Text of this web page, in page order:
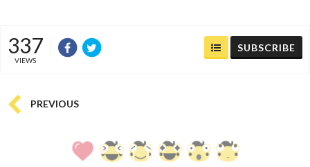
337
VIEWS
SUBSCRIBE
PREVIOUS